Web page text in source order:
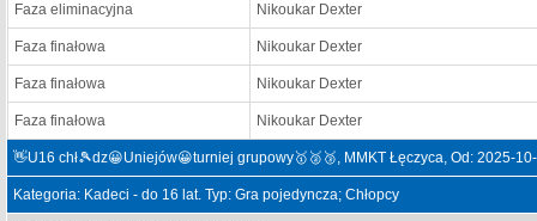
Faza eliminacyjna Nikoukar Dexter
Faza finałowa Nikoukar Dexter
Faza finałowa Nikoukar Dexter
Faza finałowa Nikoukar Dexter
👋U16 chł🎾dz😀Uniejów😀turniej grupowy🥇🥈🥉, MMKT Łęczyca, Od: 2025-
Kategoria: Kadeci - do 16 lat. Typ: Gra pojedyncza; Chłopcy